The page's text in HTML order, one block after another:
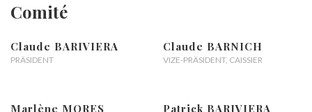
Comité
Claude BARIVIERA
PRÄSIDENT
Claude BARNICH
VIZE-PRÄSIDENT, CAISSIER
Marlène MORES Patrick BARIVIERA